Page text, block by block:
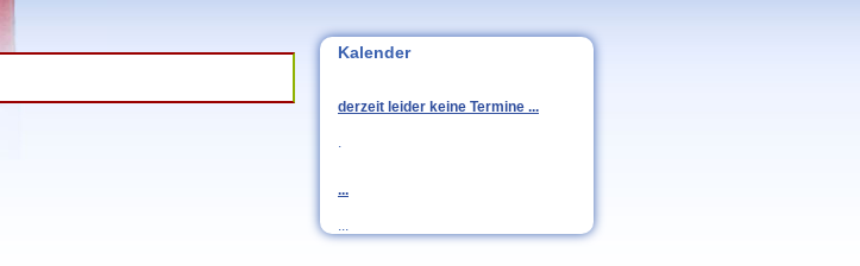
Kalender
derzeit leider keine Termine ...
.
...
...